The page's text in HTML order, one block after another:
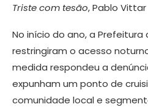
Triste com tesão, Pablo Vittar
No início do ano, a Prefeitura
restringiram o acesso
medida respondeu a
expunham um ponto de
comunidade local e